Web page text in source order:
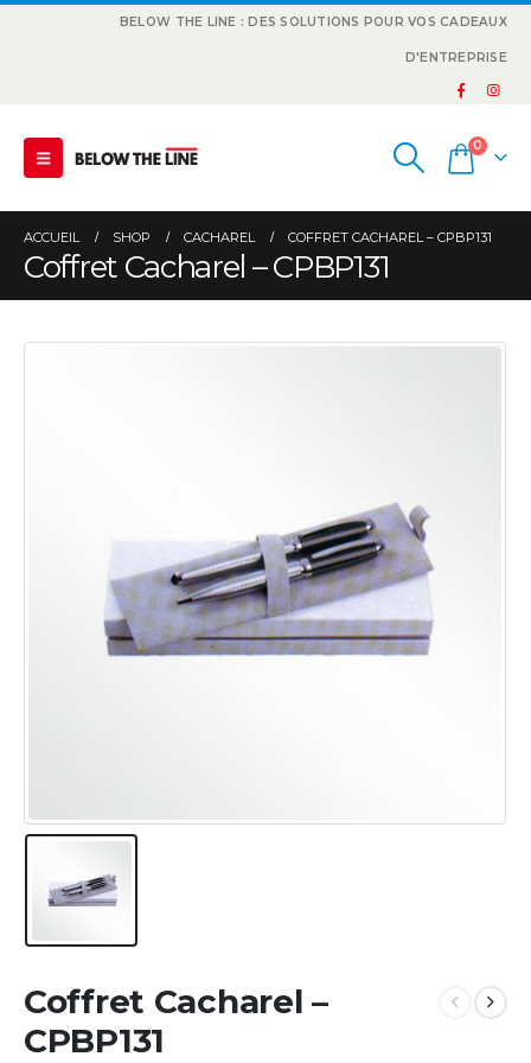
BELOW THE LINE : DES SOLUTIONS POUR VOS CADEAUX
D'ENTREPRISE
0
ACCUEIL SHOP CACHAREL COFFRET CACHAREL – CPBP131
Coffret Cacharel – CPBP131
Coffret Cacharel –
CPBP131